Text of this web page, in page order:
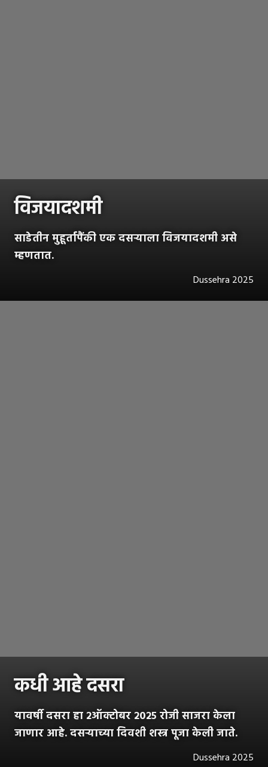
विजयादशमी
साडेतीन मुहूर्तापैंकी एक दसऱ्याला विजयादशमी असे
म्हणतात.
Dussehra 2025
कधी आहे दसरा
यावर्षी दसरा हा २ऑक्टोबर २०२५ रोजी साजरा केला
जाणार आहे. दसऱ्याच्या दिवशी शस्त्र पूजा केली जाते.
Dussehra 2025